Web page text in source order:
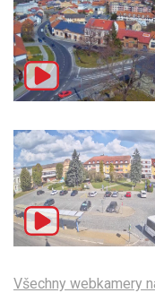
Všechny webkamery